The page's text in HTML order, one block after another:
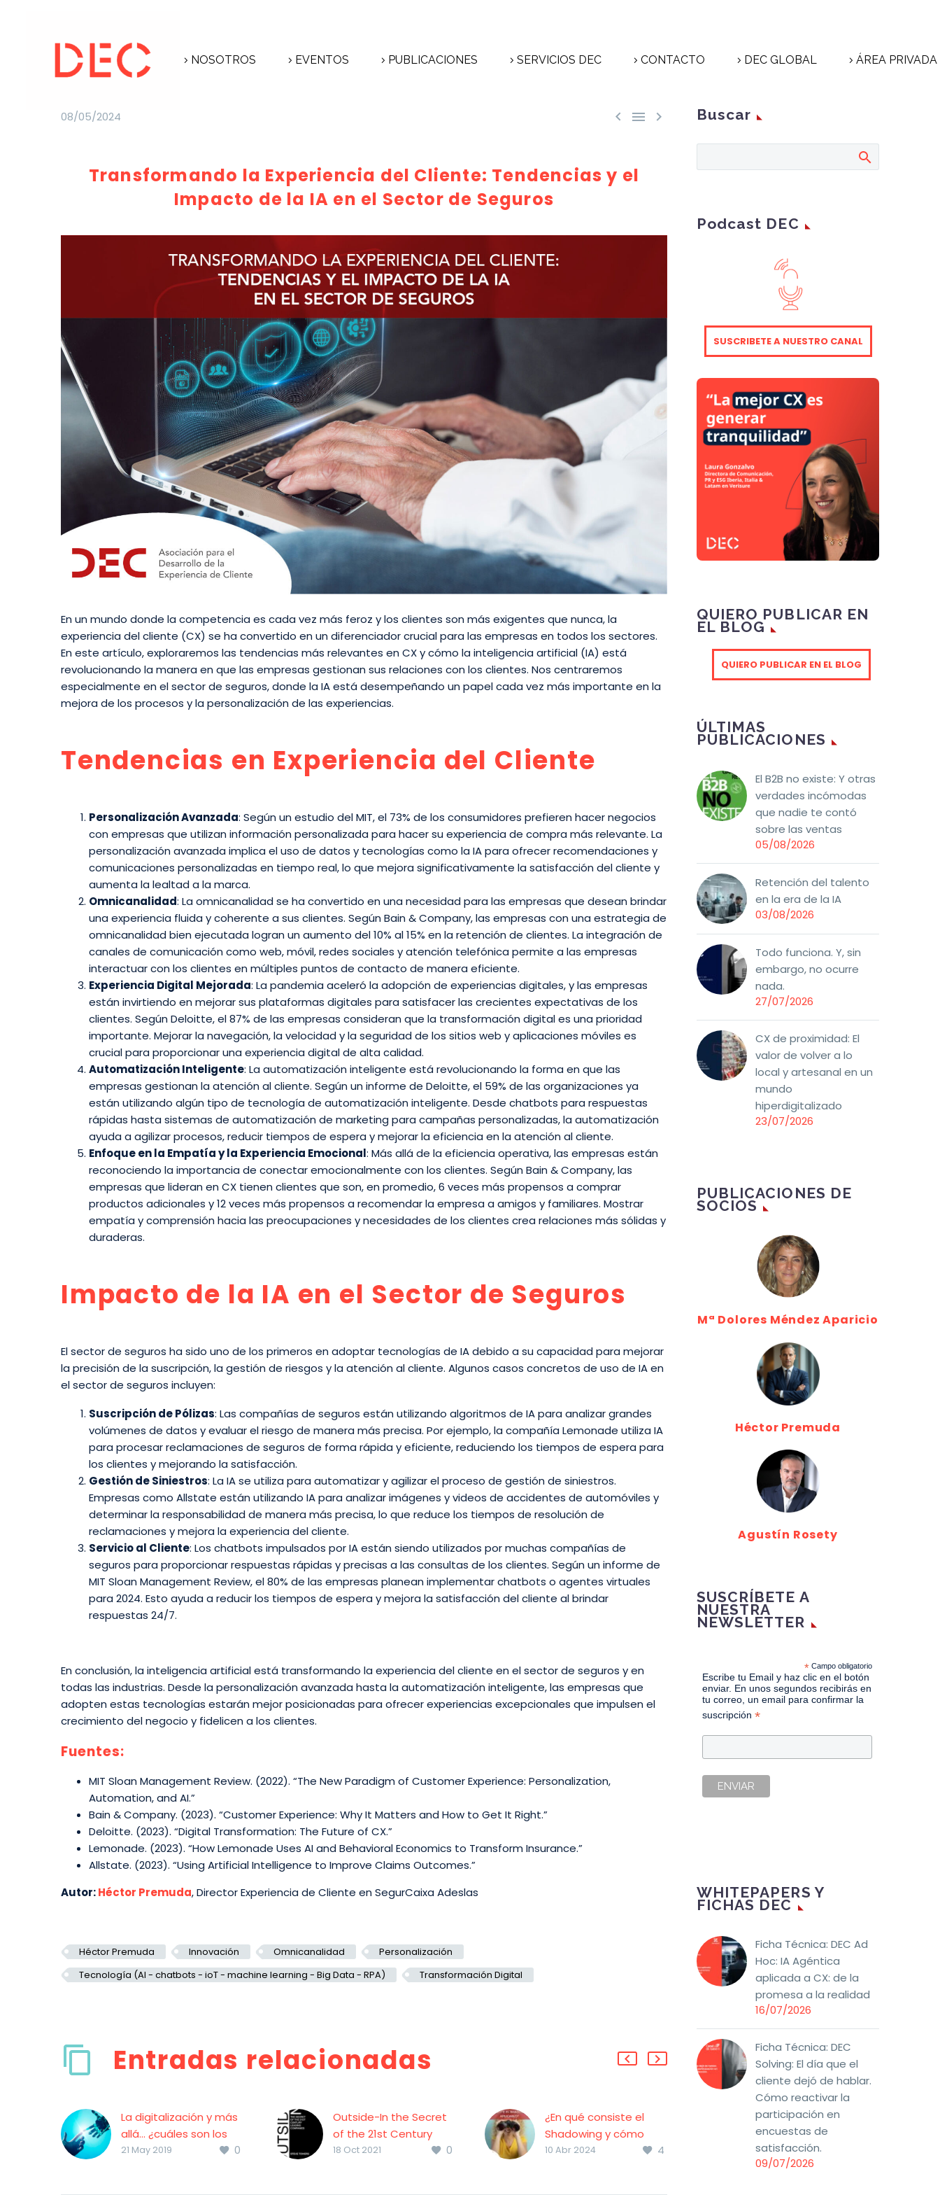
NOSOTROS EVENTOS PUBLICACIONES SERVICIOS DEC CONTACTO DEC GLOBAL ÁREA PRIVADA
  
08/05/2024
Transformando la Experiencia del Cliente: Tendencias y el
Impacto de la IA en el Sector de Seguros
En un mundo donde la competencia es cada vez más feroz y los clientes son más exigentes que nunca, la
experiencia del cliente (CX) se ha convertido en un diferenciador crucial para las empresas en todos los sectores.
En este artículo, exploraremos las tendencias más relevantes en CX y cómo la inteligencia artificial (IA) está
revolucionando la manera en que las empresas gestionan sus relaciones con los clientes. Nos centraremos
especialmente en el sector de seguros, donde la IA está desempeñando un papel cada vez más importante en la
mejora de los procesos y la personalización de las experiencias.
Tendencias en Experiencia del Cliente
Personalización Avanzada: Según un estudio del MIT, el 73% de los consumidores prefieren hacer negocios
con empresas que utilizan información personalizada para hacer su experiencia de compra más relevante. La
personalización avanzada implica el uso de datos y tecnologías como la IA para ofrecer recomendaciones y
comunicaciones personalizadas en tiempo real, lo que mejora significativamente la satisfacción del cliente y
aumenta la lealtad a la marca.
Omnicanalidad: La omnicanalidad se ha convertido en una necesidad para las empresas que desean brindar
una experiencia fluida y coherente a sus clientes. Según Bain & Company, las empresas con una estrategia de
omnicanalidad bien ejecutada logran un aumento del 10% al 15% en la retención de clientes. La integración de
canales de comunicación como web, móvil, redes sociales y atención telefónica permite a las empresas
interactuar con los clientes en múltiples puntos de contacto de manera eficiente.
Experiencia Digital Mejorada: La pandemia aceleró la adopción de experiencias digitales, y las empresas
están invirtiendo en mejorar sus plataformas digitales para satisfacer las crecientes expectativas de los
clientes. Según Deloitte, el 87% de las empresas consideran que la transformación digital es una prioridad
importante. Mejorar la navegación, la velocidad y la seguridad de los sitios web y aplicaciones móviles es
crucial para proporcionar una experiencia digital de alta calidad.
Automatización Inteligente: La automatización inteligente está revolucionando la forma en que las
empresas gestionan la atención al cliente. Según un informe de Deloitte, el 59% de las organizaciones ya
están utilizando algún tipo de tecnología de automatización inteligente. Desde chatbots para respuestas
rápidas hasta sistemas de automatización de marketing para campañas personalizadas, la automatización
ayuda a agilizar procesos, reducir tiempos de espera y mejorar la eficiencia en la atención al cliente.
Enfoque en la Empatía y la Experiencia Emocional: Más allá de la eficiencia operativa, las empresas están
reconociendo la importancia de conectar emocionalmente con los clientes. Según Bain & Company, las
empresas que lideran en CX tienen clientes que son, en promedio, 6 veces más propensos a comprar
productos adicionales y 12 veces más propensos a recomendar la empresa a amigos y familiares. Mostrar
empatía y comprensión hacia las preocupaciones y necesidades de los clientes crea relaciones más sólidas y
duraderas.
Impacto de la IA en el Sector de Seguros
El sector de seguros ha sido uno de los primeros en adoptar tecnologías de IA debido a su capacidad para mejorar
la precisión de la suscripción, la gestión de riesgos y la atención al cliente. Algunos casos concretos de uso de IA en
el sector de seguros incluyen:
Suscripción de Pólizas: Las compañías de seguros están utilizando algoritmos de IA para analizar grandes
volúmenes de datos y evaluar el riesgo de manera más precisa. Por ejemplo, la compañía Lemonade utiliza IA
para procesar reclamaciones de seguros de forma rápida y eficiente, reduciendo los tiempos de espera para
los clientes y mejorando la satisfacción.
Gestión de Siniestros: La IA se utiliza para automatizar y agilizar el proceso de gestión de siniestros.
Empresas como Allstate están utilizando IA para analizar imágenes y videos de accidentes de automóviles y
determinar la responsabilidad de manera más precisa, lo que reduce los tiempos de resolución de
reclamaciones y mejora la experiencia del cliente.
Servicio al Cliente: Los chatbots impulsados por IA están siendo utilizados por muchas compañías de
seguros para proporcionar respuestas rápidas y precisas a las consultas de los clientes. Según un informe de
MIT Sloan Management Review, el 80% de las empresas planean implementar chatbots o agentes virtuales
para 2024. Esto ayuda a reducir los tiempos de espera y mejora la satisfacción del cliente al brindar
respuestas 24/7.
En conclusión, la inteligencia artificial está transformando la experiencia del cliente en el sector de seguros y en
todas las industrias. Desde la personalización avanzada hasta la automatización inteligente, las empresas que
adopten estas tecnologías estarán mejor posicionadas para ofrecer experiencias excepcionales que impulsen el
crecimiento del negocio y fidelicen a los clientes.
Fuentes:
MIT Sloan Management Review. (2022). “The New Paradigm of Customer Experience: Personalization,
Automation, and AI.”
Bain & Company. (2023). “Customer Experience: Why It Matters and How to Get It Right.”
Deloitte. (2023). “Digital Transformation: The Future of CX.”
Lemonade. (2023). “How Lemonade Uses AI and Behavioral Economics to Transform Insurance.”
Allstate. (2023). “Using Artificial Intelligence to Improve Claims Outcomes.”
Autor:Héctor Premuda, Director Experiencia de Cliente en SegurCaixa Adeslas
Héctor Premuda Innovación Omnicanalidad
Personalización
Tecnología (AI - chatbots - ioT - machine learning - Big Data - RPA)
Transformación Digital
Entradas relacionadas
La digitalización y más
allá… ¿cuáles son los
beneficios para el
0
21 May 2019
Outside-In the Secret
of the 21st Century
Leading Companies
0
18 Oct 2021
¿En qué consiste el
Shadowing y cómo
aplicarlo?
4
10 Abr 2024
El arte de influir sin
coartar: nudges en el
customer journey
En el mundo de la
05 Mar 2026
Buscar
Podcast DEC
SUSCRIBETE A NUESTRO CANAL
QUIERO PUBLICAR EN
EL BLOG
QUIERO PUBLICAR EN EL BLOG
ÚLTIMAS
PUBLICACIONES
El B2B no existe: Y otras
verdades incómodas
que nadie te contó
sobre las ventas
05/08/2026
Retención del talento
en la era de la IA
03/08/2026
Todo funciona. Y, sin
embargo, no ocurre
nada.
27/07/2026
CX de proximidad: El
valor de volver a lo
local y artesanal en un
mundo
hiperdigitalizado
23/07/2026
PUBLICACIONES DE
SOCIOS
Mª Dolores Méndez Aparicio
Héctor Premuda
Agustín Rosety
SUSCRÍBETE A
NUESTRA
NEWSLETTER
*Campo obligatorio
Escribe tu Email y haz clic en el botón
enviar. En unos segundos recibirás en
tu correo, un email para confirmar la
suscripción *
WHITEPAPERS Y
FICHAS DEC
Ficha Técnica: DEC Ad
Hoc: IA Agéntica
aplicada a CX: de la
promesa a la realidad
16/07/2026
Ficha Técnica: DEC
Solving: El día que el
cliente dejó de hablar.
Cómo reactivar la
participación en
encuestas de
satisfacción.
09/07/2026